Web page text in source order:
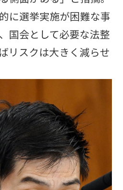
に選挙実施が困難な事
国会として必要な法整
リスクは大きく減らせ